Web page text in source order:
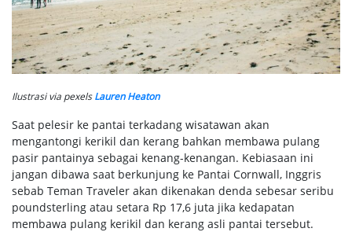
Ilustrasi via pexelsLauren Heaton
Saat pelesir ke pantai terkadang wisatawan akan
mengantongi kerikil dan kerang bahkan membawa pulang
pasir pantainya sebagai kenang-kenangan. Kebiasaan ini
jangan dibawa saat berkunjung ke Pantai Cornwall, Inggris
sebab Teman Traveler akan dikenakan denda sebesar seribu
poundsterling atau setara Rp 17,6 juta jika kedapatan
membawa pulang kerikil dan kerang asli pantai tersebut.